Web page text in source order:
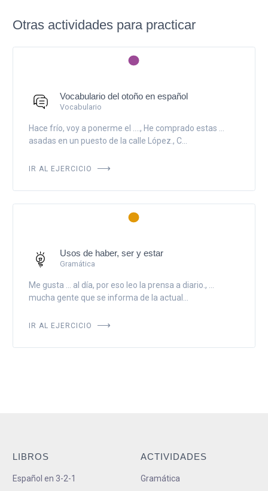
Otras actividades para practicar
Vocabulario del otoño en español
Vocabulario
Hace frío, voy a ponerme el ...., He comprado estas ...
asadas en un puesto de la calle López., C...
IR AL EJERCICIO
Usos de haber, ser y estar
Gramática
Me gusta ... al día, por eso leo la prensa a diario., ...
mucha gente que se informa de la actual...
IR AL EJERCICIO
LIBROS
Español en 3-2-1
ACTIVIDADES
Gramática